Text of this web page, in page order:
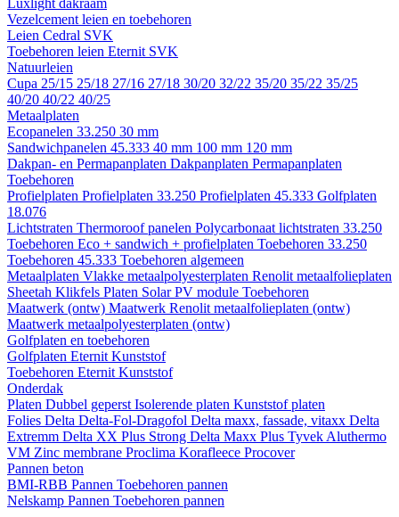
Luxlight dakraam
Vezelcement leien en toebehoren
Leien Cedral SVK
Toebehoren leien Eternit SVK
Natuurleien
Cupa 25/15 25/18 27/16 27/18 30/20 32/22 35/20 35/22 35/25
40/20 40/22 40/25
Metaalplaten
Ecopanelen 33.250 30 mm
Sandwichpanelen 45.333 40 mm 100 mm 120 mm
Dakpan- en Permapanplaten Dakpanplaten Permapanplaten
Toebehoren
Profielplaten Profielplaten 33.250 Profielplaten 45.333 Golfplaten
18.076
Lichtstraten Thermoroof panelen Polycarbonaat lichtstraten 33.250
Toebehoren Eco + sandwich + profielplaten Toebehoren 33.250
Toebehoren 45.333 Toebehoren algemeen
Metaalplaten Vlakke metaalpolyesterplaten Renolit metaalfolieplaten
Sheetah Klikfels Platen Solar PV module Toebehoren
Maatwerk (ontw) Maatwerk Renolit metaalfolieplaten (ontw)
Maatwerk metaalpolyesterplaten (ontw)
Golfplaten en toebehoren
Golfplaten Eternit Kunststof
Toebehoren Eternit Kunststof
Onderdak
Platen Dubbel geperst Isolerende platen Kunststof platen
Folies Delta Delta-Fol-Dragofol Delta maxx, fassade, vitaxx Delta
Extremm Delta XX Plus Strong Delta Maxx Plus Tyvek Aluthermo
VM Zinc membrane Proclima Korafleece Procover
Pannen beton
BMI-RBB Pannen Toebehoren pannen
Nelskamp Pannen Toebehoren pannen